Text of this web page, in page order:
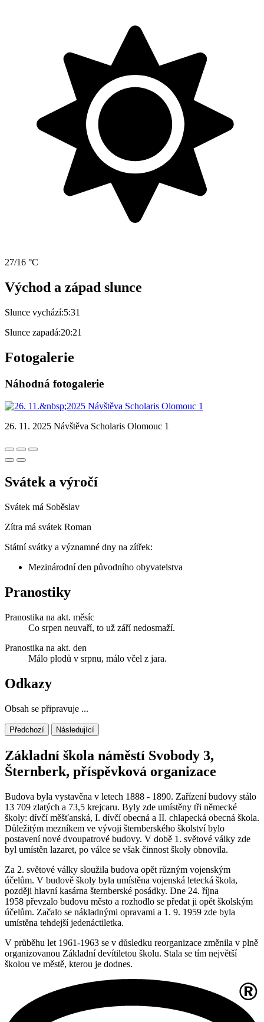
27/16 °C
Východ a západ slunce
Slunce vychází:5:31
Slunce zapadá:20:21
Fotogalerie
Náhodná fotogalerie
26. 11. 2025 Návštěva Scholaris Olomouc 1
Svátek a výročí
Svátek má Soběslav
Zítra má svátek Roman
Státní svátky a významné dny na zítřek:
Mezinárodní den původního obyvatelstva
Pranostiky
Pranostika na akt. měsíc
Co srpen neuvaří, to už září nedosmaží.
Pranostika na akt. den
Málo plodů v srpnu, málo včel z jara.
Odkazy
Obsah se připravuje ...
Předchozí Následující
Základní škola náměstí Svobody 3,
Šternberk, příspěvková organizace
Budova byla vystavěna v letech 1888 - 1890. Zařízení budovy stálo
13 709 zlatých a 73,5 krejcaru. Byly zde umístěny tři německé
školy: dívčí měšťanská, I. dívčí obecná a II. chlapecká obecná škola.
Důležitým mezníkem ve vývoji šternberského školství bylo
postavení nové dvoupatrové budovy. V době 1. světové války zde
byl umístěn lazaret, po válce se však činnost školy obnovila.
Za 2. světové války sloužila budova opět různým vojenským
účelům. V budově školy byla umístěna vojenská letecká škola,
později hlavní kasárna šternberské posádky. Dne 24. října
1958 převzalo budovu město a rozhodlo se předat ji opět školským
účelům. Začalo se nákladnými opravami a 1. 9. 1959 zde byla
umístěna tehdejší jedenáctiletka.
V průběhu let 1961-1963 se v důsledku reorganizace změnila v plně
organizovanou Základní devítiletou školu. Stala se tím největší
školou ve městě, kterou je dodnes.